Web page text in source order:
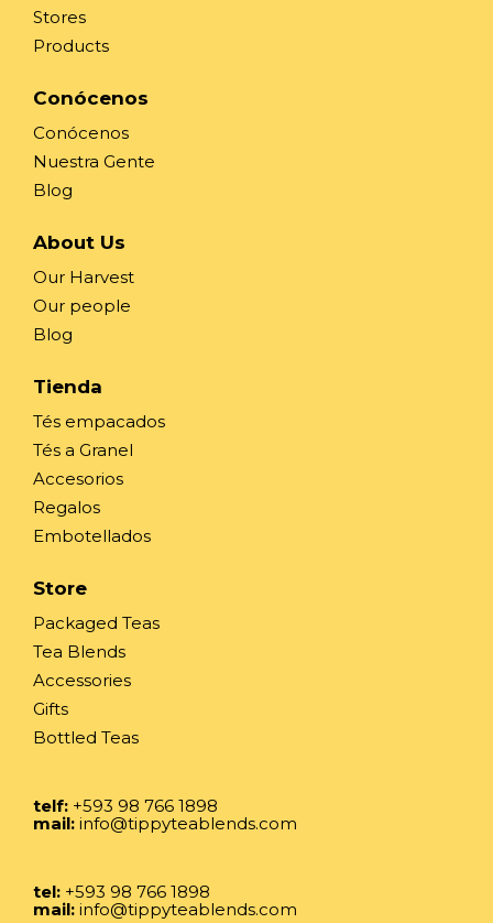
Stores
Products
Conócenos
Conócenos
Nuestra Gente
Blog
About Us
Our Harvest
Our people
Blog
Tienda
Tés empacados
Tés a Granel
Accesorios
Regalos
Embotellados
Store
Packaged Teas
Tea Blends
Accessories
Gifts
Bottled Teas
telf: +593 98 766 1898
mail: info@tippyteablends.com
tel: +593 98 766 1898
mail: info@tippyteablends.com